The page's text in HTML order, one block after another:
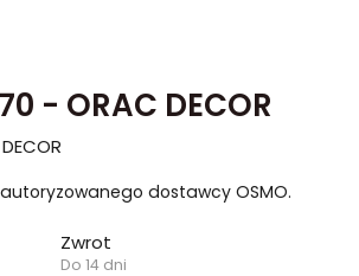
- ORAC DECOR
dostawcy OSMO.
Zwrot
Do 14 dni